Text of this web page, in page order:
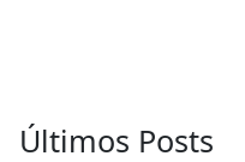
Últimos Posts